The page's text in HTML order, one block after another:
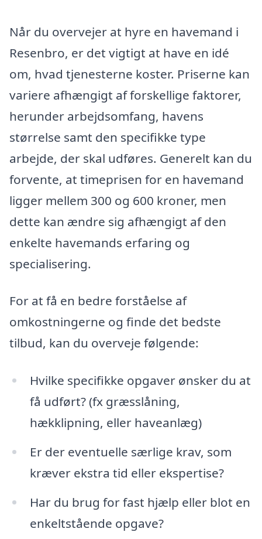
Når du overvejer at hyre en havemand i
Resenbro, er det vigtigt at have en idé
om, hvad tjenesterne koster. Priserne kan
variere afhængigt af forskellige faktorer,
herunder arbejdsomfang, havens
størrelse samt den specifikke type
arbejde, der skal udføres. Generelt kan du
forvente, at timeprisen for en havemand
ligger mellem 300 og 600 kroner, men
dette kan ændre sig afhængigt af den
enkelte havemands erfaring og
specialisering.
For at få en bedre forståelse af
omkostningerne og finde det bedste
tilbud, kan du overveje følgende:
Hvilke specifikke opgaver ønsker du at
få udført? (fx græsslåning,
hækklipning, eller haveanlæg)
Er der eventuelle særlige krav, som
kræver ekstra tid eller ekspertise?
Har du brug for fast hjælp eller blot en
enkeltstående opgave?